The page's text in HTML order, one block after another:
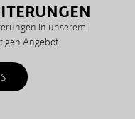
in unserem
Angebot